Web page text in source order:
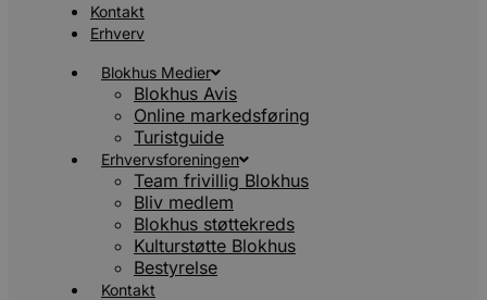
Kontakt
Erhverv
Blokhus Medier
Blokhus Avis
Online markedsføring
Turistguide
Erhvervsforeningen
Team frivillig Blokhus
Bliv medlem
Blokhus støttekreds
Kulturstøtte Blokhus
Bestyrelse
Kontakt